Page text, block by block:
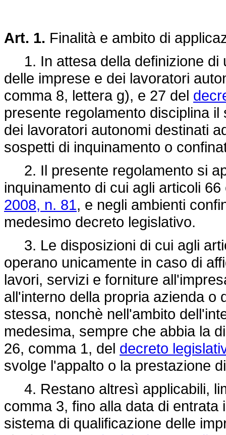
Art. 1. Finalità e ambito di
1. In attesa della definizione di
delle imprese e dei lavoratori
comma 8, lettera g), e 27 del
presente regolamento disciplina
dei lavoratori autonomi destinati
sospetti di inquinamento o
2. Il presente regolamento si
inquinamento di cui agli articoli
2008, n. 81, e negli ambienti
medesimo decreto legislativo.
3. Le disposizioni di cui agli
operano unicamente in caso di
lavori, servizi e forniture
all'interno della propria azienda o
stessa, nonchè nell'ambito
medesima, sempre che abbia la
26, comma 1, del decreto
svolge l'appalto o la prestazione
4. Restano altresì applicabili,
comma 3, fino alla data di
sistema di qualificazione delle